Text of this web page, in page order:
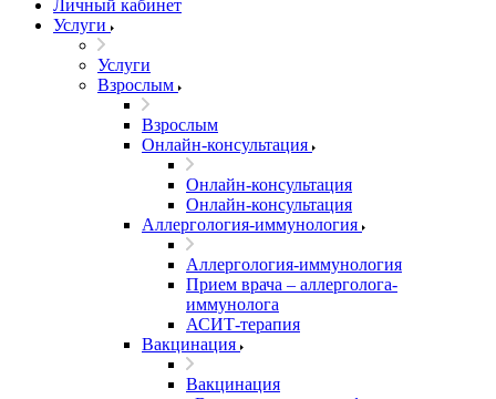
Личный кабинет
Услуги
Услуги
Взрослым
Взрослым
Онлайн-консультация
Онлайн-консультация
Онлайн-консультация
Аллергология-иммунология
Аллергология-иммунология
Прием врача – аллерголога-
иммунолога
АСИТ-терапия
Вакцинация
Вакцинация